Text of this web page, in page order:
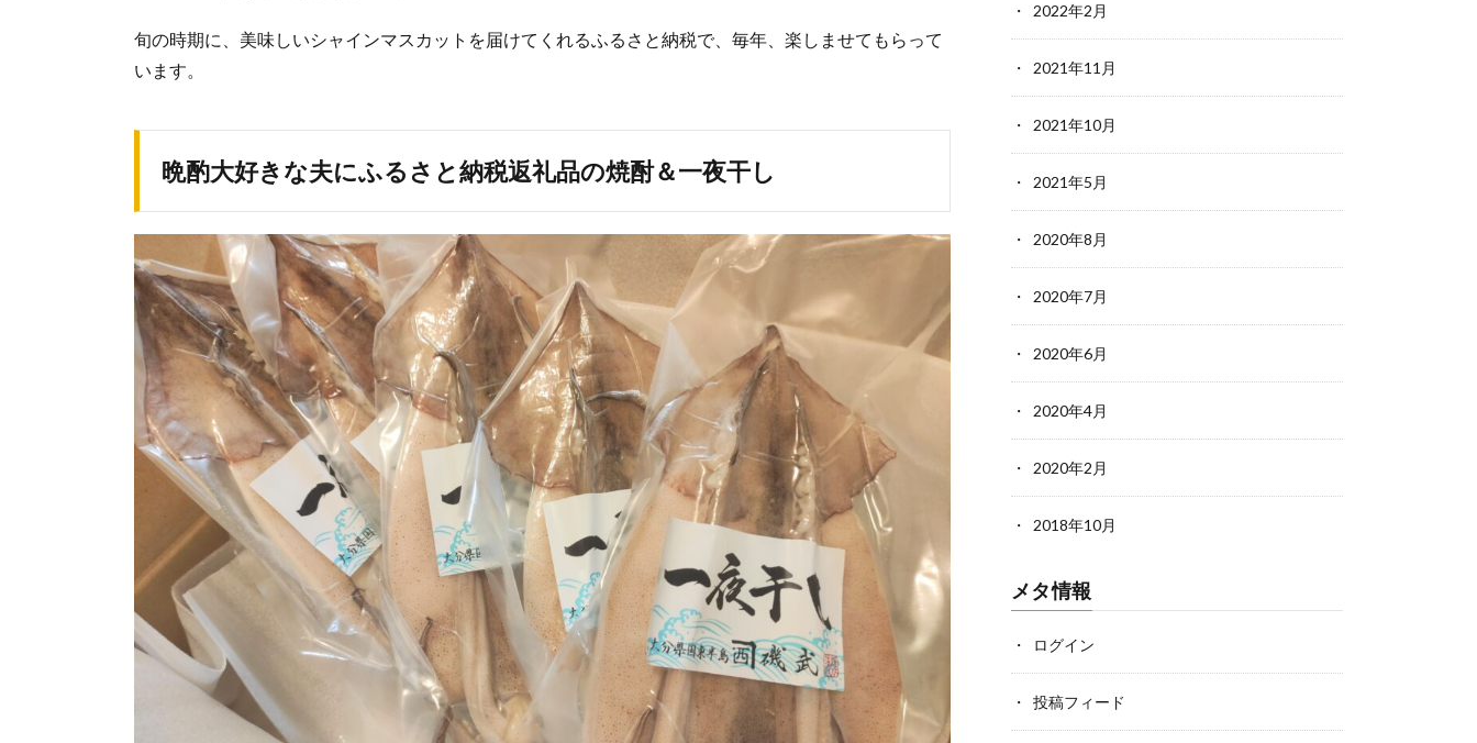
旬の時期に、美味しいシャインマスカットを届けてくれるふるさと納税で、毎年、楽しませてもらって
います。
晩酌大好きな夫にふるさと納税返礼品の焼酎＆一夜干し
2022年2月
2021年11月
2021年10月
2021年5月
2020年8月
2020年7月
2020年6月
2020年4月
2020年2月
2018年10月
メタ情報
ログイン
投稿フィード